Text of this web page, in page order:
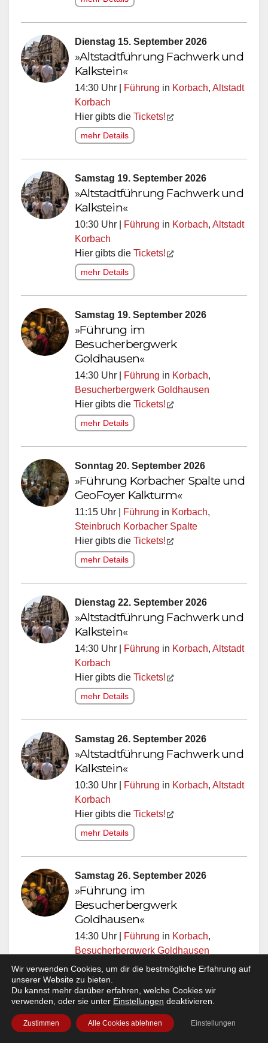
Dienstag 15. September 2026
»Altstadtführung Fachwerk und
Kalkstein«
14:30 Uhr | Führung in Korbach, Altstadt
Korbach
Hier gibts die Tickets!
mehr Details
Samstag 19. September 2026
»Altstadtführung Fachwerk und
Kalkstein«
10:30 Uhr | Führung in Korbach, Altstadt
Korbach
Hier gibts die Tickets!
mehr Details
Samstag 19. September 2026
»Führung im
Besucherbergwerk
Goldhausen«
14:30 Uhr | Führung in Korbach,
Besucherbergwerk Goldhausen
Hier gibts die Tickets!
mehr Details
Sonntag 20. September 2026
»Führung Korbacher Spalte und
GeoFoyer Kalkturm«
11:15 Uhr | Führung in Korbach,
Steinbruch Korbacher Spalte
Hier gibts die Tickets!
mehr Details
Dienstag 22. September 2026
»Altstadtführung Fachwerk und
Kalkstein«
14:30 Uhr | Führung in Korbach, Altstadt
Korbach
Hier gibts die Tickets!
mehr Details
Samstag 26. September 2026
»Altstadtführung Fachwerk und
Kalkstein«
10:30 Uhr | Führung in Korbach, Altstadt
Korbach
Hier gibts die Tickets!
mehr Details
Samstag 26. September 2026
»Führung im
Besucherbergwerk
Goldhausen«
14:30 Uhr | Führung in Korbach,
Besucherbergwerk Goldhausen
Hier gibts die
Tickets!
mehr Details
Sonntag 27. September 2026
Wir verwenden Cookies, um dir die bestmögliche Erfahrung auf
unserer Website zu bieten.
Du kannst mehr darüber erfahren, welche Cookies wir
verwenden, oder sie unter Einstellungen deaktivieren.
Zustimmen Alle Cookies ablehnen Einstellungen